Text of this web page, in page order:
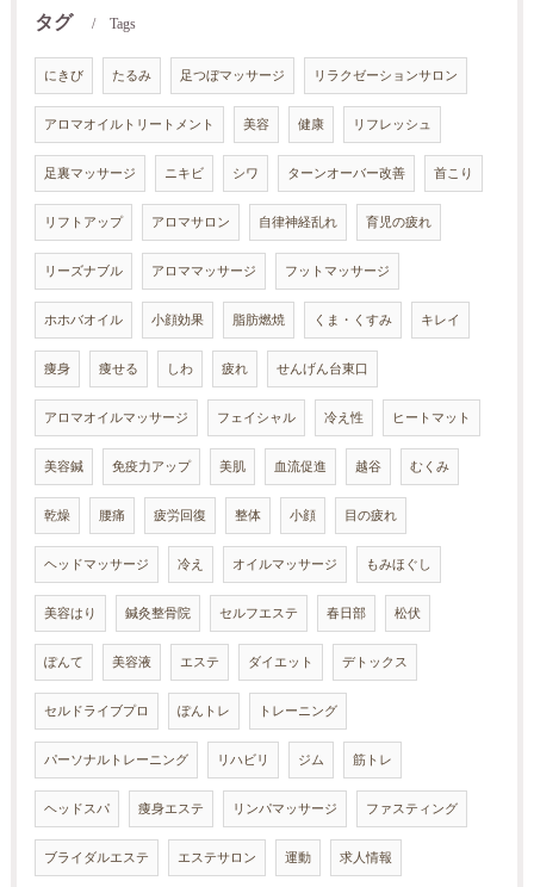
タグ Tags
にきび たるみ 足つぼマッサージ リラクゼーションサロン
アロマオイルトリートメント 美容 健康 リフレッシュ
足裏マッサージ ニキビ シワ ターンオーバー改善 首こり
リフトアップ アロマサロン 自律神経乱れ 育児の疲れ
リーズナブル アロママッサージ フットマッサージ
ホホバオイル 小顔効果 脂肪燃焼 くま・くすみ キレイ
痩身 痩せる しわ 疲れ せんげん台東口
アロマオイルマッサージ フェイシャル 冷え性 ヒートマット
美容鍼 免疫力アップ 美肌 血流促進 越谷 むくみ
乾燥 腰痛 疲労回復 整体 小顔 目の疲れ
ヘッドマッサージ 冷え オイルマッサージ もみほぐし
美容はり 鍼灸整骨院 セルフエステ 春日部 松伏
ぽんて 美容液 エステ ダイエット デトックス
セルドライブプロ ぽんトレ トレーニング
パーソナルトレーニング リハビリ ジム 筋トレ
ヘッドスパ 痩身エステ リンパマッサージ ファスティング
ブライダルエステ エステサロン 運動 求人情報